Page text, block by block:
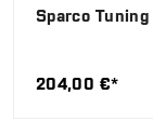
Sparco
204,00 €*